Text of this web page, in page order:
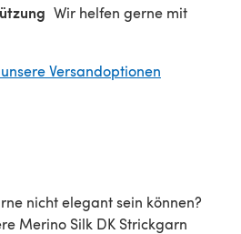
Wir helfen gerne mit
Versandoptionen
nicht elegant sein können?
Merino Silk DK Strickgarn